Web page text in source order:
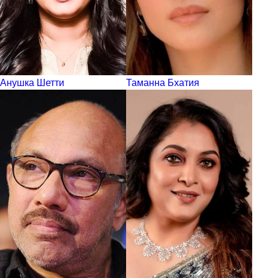
Анушка Шетти Таманна Бхатия